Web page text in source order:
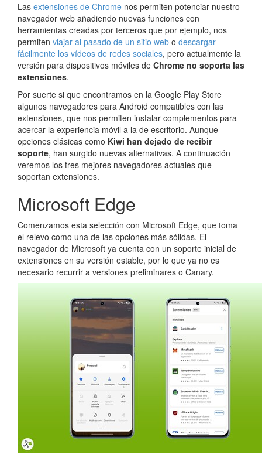
Las extensiones de Chrome nos permiten potenciar nuestro
navegador web añadiendo nuevas funciones con
herramientas creadas por terceros que por ejemplo, nos
permiten viajar al pasado de un sitio web o descargar
fácilmente los vídeos de redes sociales, pero actualmente la
versión para dispositivos móviles de Chrome no soporta las
extensiones.
Por suerte si que encontramos en la Google Play Store
algunos navegadores para Android compatibles con las
extensiones, que nos permiten instalar complementos para
acercar la experiencia móvil a la de escritorio. Aunque
opciones clásicas como Kiwi han dejado de recibir
soporte, han surgido nuevas alternativas. A continuación
veremos los tres mejores navegadores actuales que
soportan extensiones.
Microsoft Edge
Comenzamos esta selección con Microsoft Edge, que toma
el relevo como una de las opciones más sólidas. El
navegador de Microsoft ya cuenta con un soporte inicial de
extensiones en su versión estable, por lo que ya no es
necesario recurrir a versiones preliminares o Canary.